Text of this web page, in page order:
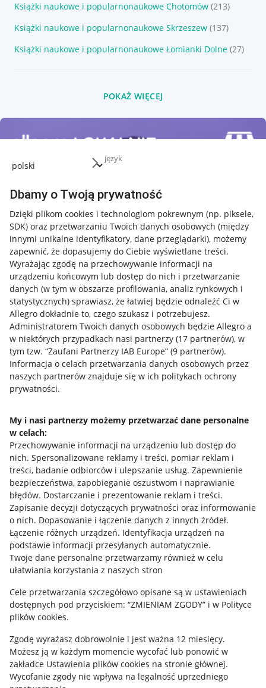
język
Dbamy o Twoją prywatność
Dzięki plikom cookies i technologiom pokrewnym (np. piksele,
SDK) oraz przetwarzaniu Twoich danych osobowych (między
innymi unikalne identyfikatory, dane przeglądarki), możemy
zapewnić, że dopasujemy do Ciebie wyświetlane treści.
Wyrażając zgodę na przechowywanie informacji na
urządzeniu końcowym lub dostęp do nich i przetwarzanie
danych (w tym w obszarze profilowania, analiz rynkowych i
statystycznych) sprawiasz, że łatwiej będzie odnaleźć Ci w
Allegro dokładnie to, czego szukasz i potrzebujesz.
Administratorem Twoich danych osobowych będzie Allegro a
w niektórych przypadkach nasi partnerzy (17 partnerów), w
tym tzw. “Zaufani Partnerzy IAB Europe” (9 partnerów).
Informacja o celach przetwarzania danych osobowych przez
naszych partnerów znajduje się w ich politykach ochrony
prywatności.
My i nasi partnerzy możemy przetwarzać dane personalne
w celach:
Przechowywanie informacji na urządzeniu lub dostęp do
nich. Spersonalizowane reklamy i treści, pomiar reklam i
treści, badanie odbiorców i ulepszanie usług. Zapewnienie
bezpieczeństwa, zapobieganie oszustwom i naprawianie
błędów. Dostarczanie i prezentowanie reklam i treści.
Zapisanie decyzji dotyczących prywatności oraz informowanie
o nich. Dopasowanie i łączenie danych z innych źródeł.
Łączenie różnych urządzeń. Identyfikacja urządzeń na
podstawie informacji przesyłanych automatycznie.
Twoje dane personalne przetwarzamy również w celu
ułatwiania korzystania z naszych stron
Cele przetwarzania szczegółowo opisane są w ustawieniach
dostępnych pod przyciskiem: “ZMIENIAM ZGODY” i w Polityce
plików cookies.
Zgodę wyrażasz dobrowolnie i jest ważna 12 miesięcy.
Możesz ją w każdym momencie wycofać lub ponowić w
zakładce Ustawienia plików cookies na stronie głównej.
Wycofanie zgody nie wpływa na legalność uprzedniego
Książki naukowe i popularnonaukowe Chotomów (213)
Książki naukowe i popularnonaukowe Skrzeszew (137)
Książki naukowe i popularnonaukowe Łomianki Dolne (27)
POKAŻ WIĘCEJ
Przydatne informacje
Jak to działa
Allegro Gadane dla sprzedających
Allegro Gadane dla kupujących
Mapa miejscowości
Informacje prawne
Regulamin
Polityka plików "cookies"
Ustawienia plików "cookies"
Udostępnianie lokalizacji
Informacje dla Aktu o Usługach Cyfrowych
Pobierz aplikację